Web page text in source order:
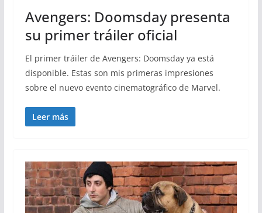
Avengers: Doomsday presenta
su primer tráiler oficial
El primer tráiler de Avengers: Doomsday ya está
disponible. Estas son mis primeras impresiones
sobre el nuevo evento cinematográfico de Marvel.
Leer más